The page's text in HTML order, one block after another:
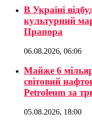
В Україні
культурний
Прапора
06.08.2026, 06:06
Майже 6
світовий
Petroleum за
05.08.2026, 18:00